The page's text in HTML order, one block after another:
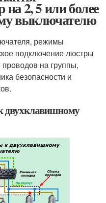
2, 5 или более
выключателю
режимы
подключение люстры
на группы,
безопасности и
двухклавишному